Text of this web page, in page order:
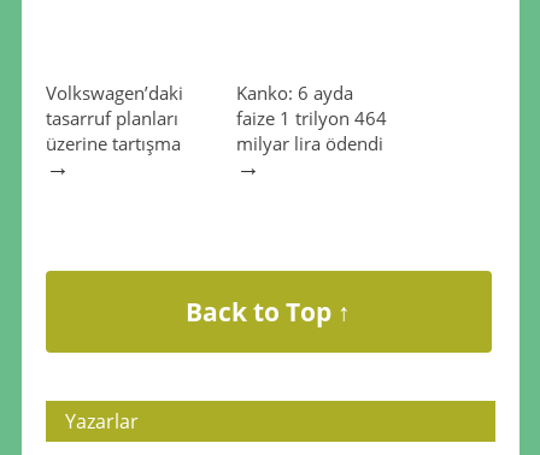
Volkswagen’daki
tasarruf planları
üzerine tartışma
→
Kanko: 6 ayda
faize 1 trilyon 464
milyar lira ödendi
→
Back to Top ↑
Yazarlar